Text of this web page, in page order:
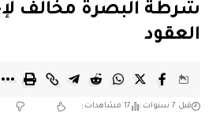
شرطة البصرة مخالف
العقود
قبل 7 سنوات 17 مشاهدات